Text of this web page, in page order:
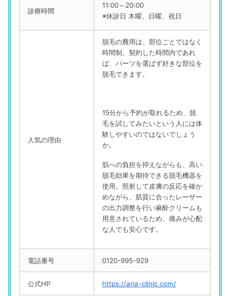
診療時間
11:00～20:00
※休診日 木曜、日曜、祝日
人気の理由
脱毛の費用は、部位ごとではなく
時間制。契約した時間内であれ
ば、パーツを選ばず好きな部位を
脱毛できます。
15分から予約が取れるため、脱
毛を試してみたいという人には体
験しやすいのではないでしょう
か。
肌への負担を抑えながらも、高い
脱毛効果を期待できる脱毛機器を
使用。照射して皮膚の反応を確か
めながら、肌質に合ったレーザー
の出力調整を行い麻酔クリームも
用意されているため、痛みが心配
な人でも安心です。
電話番号 0120-995-929
公式HP https://aria-clinic.com/